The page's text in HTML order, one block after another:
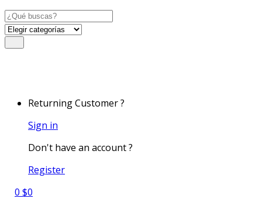
Search
for:
Returning Customer ?
Sign in
Don't have an account ?
Register
0 $0